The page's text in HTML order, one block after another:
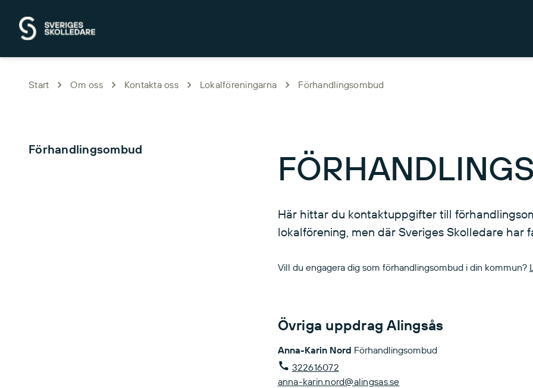
Start Om oss Kontakta oss Lokalföreningarna Förhandlingsombud
Förhandlingsombud
Här hittar du kontaktuppgifter till
lokalförening, men där Sveriges Skolledare har
Vill du engagera dig som förhandlingsombud i din kommun?
Övriga uppdrag Alingsås
Anna-Karin Nord Förhandlingsombud
322616072
anna-karin.nord@alingsas.se